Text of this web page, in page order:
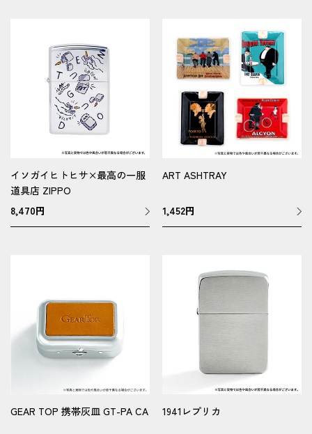
イソガイヒトヒサ×最高の一服
道具店 ZIPPO
8,470円
ART ASHTRAY
1,452円
GEAR TOP 携帯灰皿 GT-PA CA 1941レプリカ